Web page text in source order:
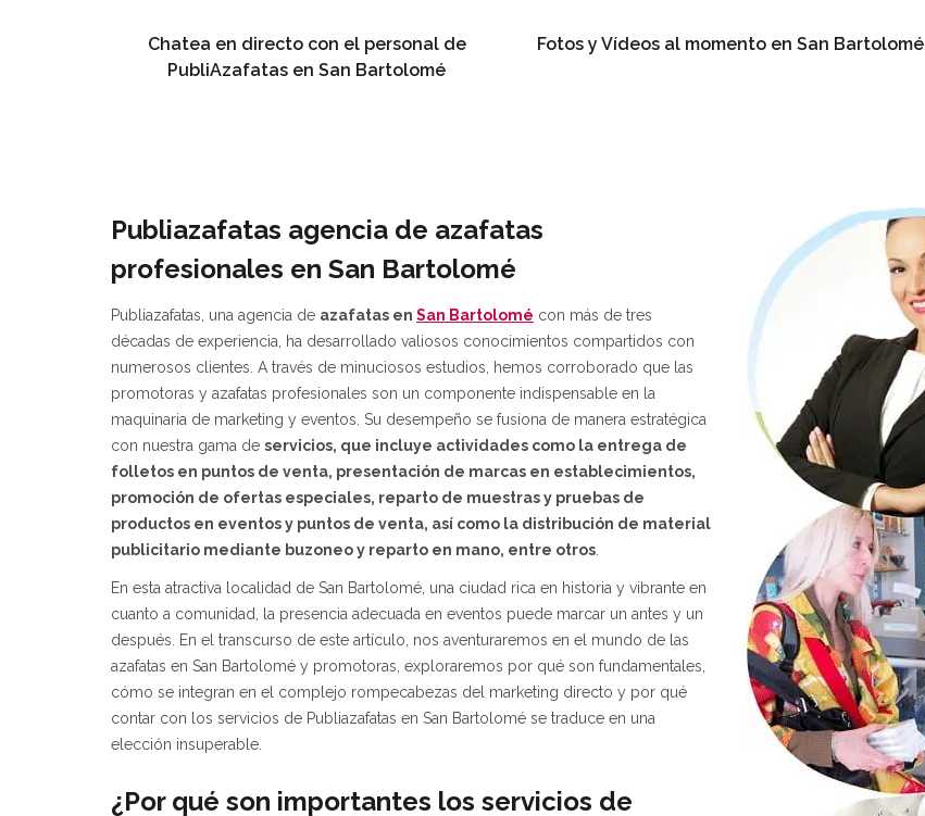
Chatea en directo con el personal de
PubliAzafatas en San Bartolomé
Fotos y Vídeos al momento en San Bartolomé
Publiazafatas agencia de azafatas
profesionales en San Bartolomé
Publiazafatas, una agencia de azafatas en San Bartolomé con más de tres
décadas de experiencia, ha desarrollado valiosos conocimientos compartidos con
numerosos clientes. A través de minuciosos estudios, hemos corroborado que las
promotoras y azafatas profesionales son un componente indispensable en la
maquinaria de marketing y eventos. Su desempeño se fusiona de manera estratégica
con nuestra gama de servicios, que incluye actividades como la entrega de
folletos en puntos de venta, presentación de marcas en establecimientos,
promoción de ofertas especiales, reparto de muestras y pruebas de
productos en eventos y puntos de venta, así como la distribución de material
publicitario mediante buzoneo y reparto en mano, entre otros
En esta atractiva localidad de San Bartolomé, una ciudad rica en historia y vibrante en
cuanto a comunidad, la presencia adecuada en eventos puede marcar un antes y un
después. En el transcurso de este artículo, nos aventuraremos en el mundo de las
azafatas en San Bartolomé y promotoras, exploraremos por qué son fundamentales,
cómo se integran en el complejo rompecabezas del marketing directo y por qué
contar con los servicios de Publiazafatas en San Bartolomé se traduce en una
elección insuperable.
¿Por qué son importantes los servicios de